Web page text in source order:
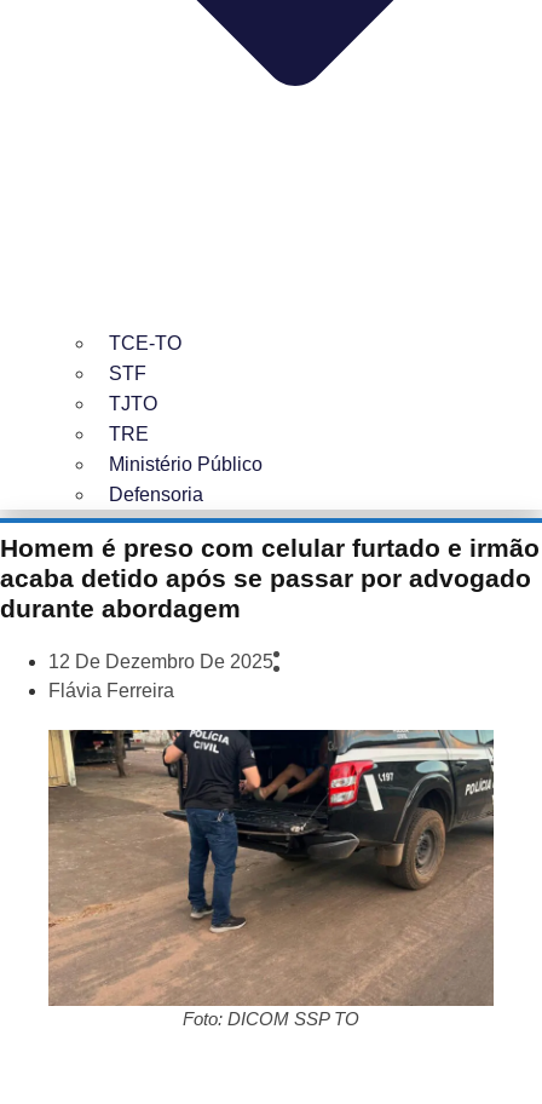
TCE-TO
STF
TJTO
TRE
Ministério Público
Defensoria
Homem é preso com celular furtado e irmão
acaba detido após se passar por advogado
durante abordagem
12 De Dezembro De 2025
Flávia Ferreira
Foto: DICOM SSP TO